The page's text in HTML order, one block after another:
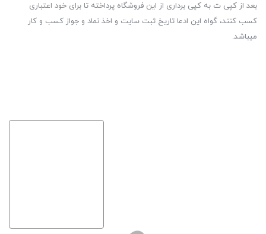
بعد از کپی ت به کپی برداری از این فروشگاه پرداخته تا برای خود اعتباری
کسب کنند، گواه این ادعا تاریخ ثبت سایت و اخذ نماد و جواز کسب و کار
میباشد.